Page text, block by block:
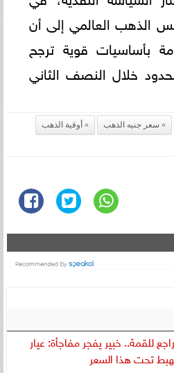
الذهب العالمي إلى أن
بأساسيات قوية ترجح
خلال النصف الثاني
سعر جنيه الذهب
أوقية الذهب
للقمة.. خبير يفجر مفاجأة: عيار